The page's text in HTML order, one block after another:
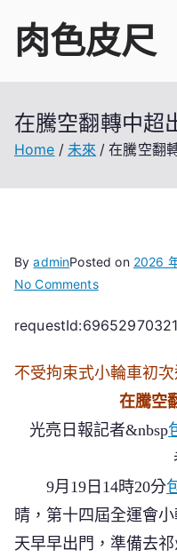
content
肉色皮尺
在騰空翻轉中超
Home 未來 在騰空翻
ByadminPosted on 2026
No Commentson
騰
翻
超
專
包
養
心
不受拘束式小輪車初
在騰空
光亮日報記者&nbsp
9月19日14時20分
晴，第十四屆全運會
天早早出門，準備去